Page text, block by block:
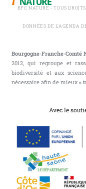
BFC NATURE - TOUS
DONNÉES DE L'AGENDA
Bourgogne-Franche-Comté
2012, qui regroupe et
biodiversité et aux
nécessaire afin de mieux«
Avec le